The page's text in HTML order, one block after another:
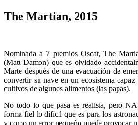
The Martian, 2015
Nominada a 7 premios Oscar, The
(Matt Damon) que es olvidado
Marte después de una evacuación de
convertir su nave en un ecosistema
cultivos de algunos alimentos (las papas).
No todo lo que pasa es realista, pero
forma fiel lo difícil que es para los
y como un error pequeño puede provocar